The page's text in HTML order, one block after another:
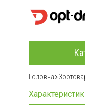
Головна